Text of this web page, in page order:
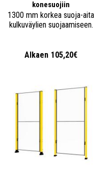
konesuojiin
1300 mm korkea suoja-aita
kulkuväylien suojaamiseen.
Alkaen 105,20€